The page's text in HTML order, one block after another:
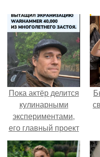
Пока актёр делится
кулинарными
экспериментами,
его главный проект
сделал серьёзный
шаг вперёд.